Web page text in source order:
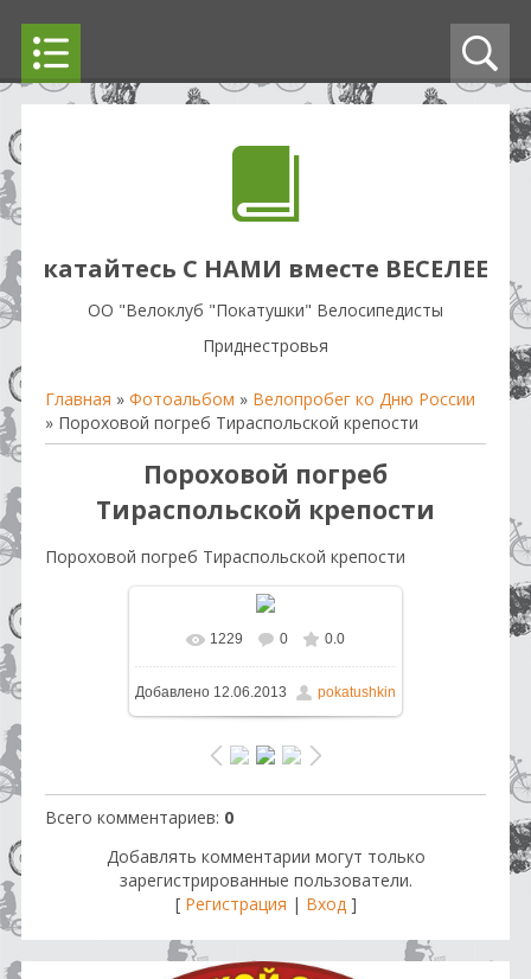
катайтесь С НАМИ вместе ВЕСЕЛЕЕ
OO "Велоклуб "Покатушки" Велосипедисты
Приднестровья
Главная » Фотоальбом » Велопробег ко Дню России
» Пороховой погреб Тираспольской крепости
Пороховой погреб
Тираспольской крепости
Пороховой погреб Тираспольской крепости
В реальном размере 1600x1200
/ 723.2Kb
1229 0 0.0
Добавлено 12.06.2013 pokatushkin
Всего комментариев: 0
Добавлять комментарии могут только
зарегистрированные пользователи.
[ Регистрация | Вход]